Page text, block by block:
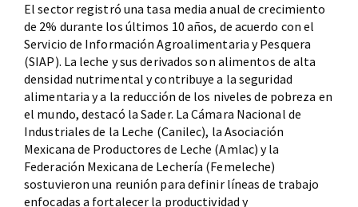
El sector registró una tasa media anual de crecimiento
de 2% durante los últimos 10 años, de acuerdo con el
Servicio de Información Agroalimentaria y Pesquera
(SIAP). La leche y sus derivados son alimentos de alta
densidad nutrimental y contribuye a la seguridad
alimentaria y a la reducción de los niveles de pobreza en
el mundo, destacó la Sader. La Cámara Nacional de
Industriales de la Leche (Canilec), la Asociación
Mexicana de Productores de Leche (Amlac) y la
Federación Mexicana de Lechería (Femeleche)
sostuvieron una reunión para definir líneas de trabajo
enfocadas a fortalecer la productividad y